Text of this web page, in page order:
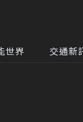
世界 交通新